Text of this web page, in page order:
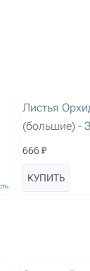
Листья
(большие) -
666 ₽
КУПИТЬ